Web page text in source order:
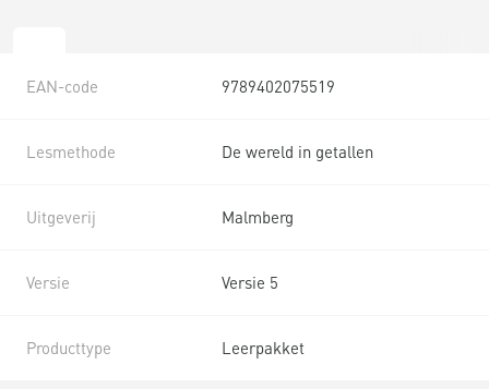
EAN-code 9789402075519
Lesmethode De wereld in getallen
Uitgeverij Malmberg
Versie Versie 5
Producttype Leerpakket